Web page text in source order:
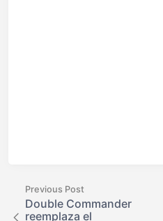
Previous Post
Double Commander
reemplaza el